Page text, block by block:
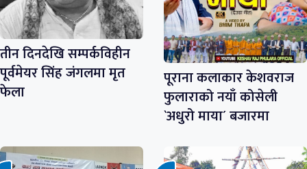
तीन दिनदेखि सम्पर्कविहीन
पूर्वमेयर सिंह जंगलमा मृत
फेला
पूराना कलाकार केशवराज
फुलाराको नयाँ कोसेली
`अधुरो माया´ बजारमा